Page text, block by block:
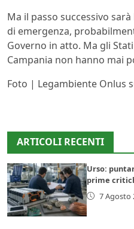
Ma il passo successivo
di emergenza,
Governo in atto. Ma gli
Campania non hanno mai
Foto | Legambiente Onlus
ARTICOLI RECENTI
Urso:
prime
7 Agosto